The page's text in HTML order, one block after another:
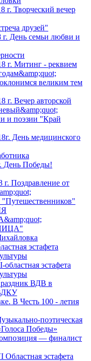
друзей"
великим тем
и поэзии "Край
эстафета
В Честь 100 - летия
— финалист